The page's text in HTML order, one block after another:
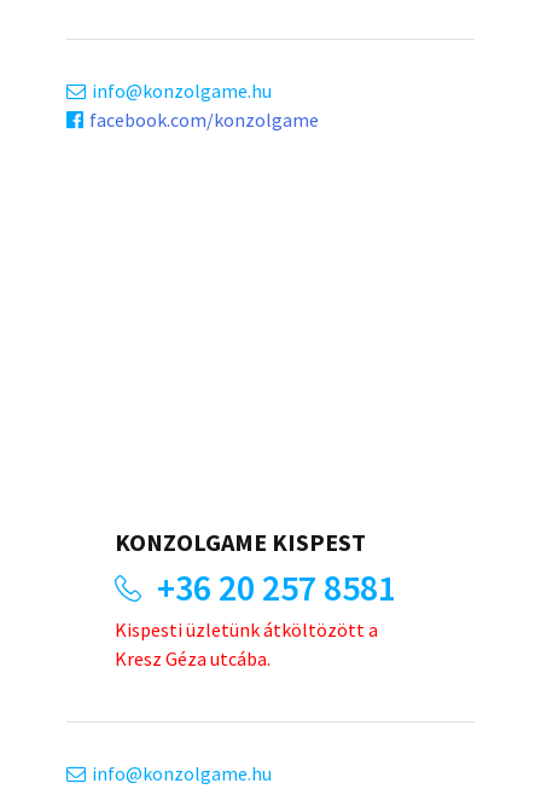
info
konzolgame.hu
facebook.com/konzolgame
KONZOLGAME KISPEST
+36 20 257 8581
Kispesti üzletünk átköltözött a
Kresz Géza utcába.
info
konzolgame.hu